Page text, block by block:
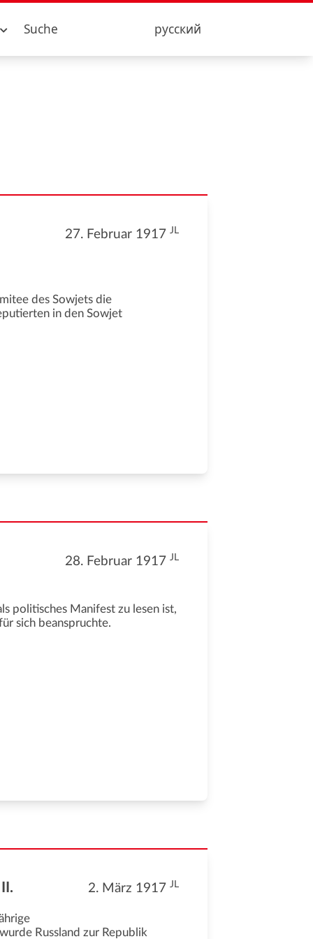
Suche русский
27. Februar 1917 JL
des Sowjets die
in den Sowjet
28. Februar 1917 JL
politisches Manifest zu lesen ist,
sich beanspruchte.
2. März 1917 JL
Russland zur Republik